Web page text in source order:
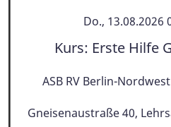
Do., 13.08.2026
Kurs: Erste Hilfe
ASB RV Berlin-
Gneisenaustraße 40,